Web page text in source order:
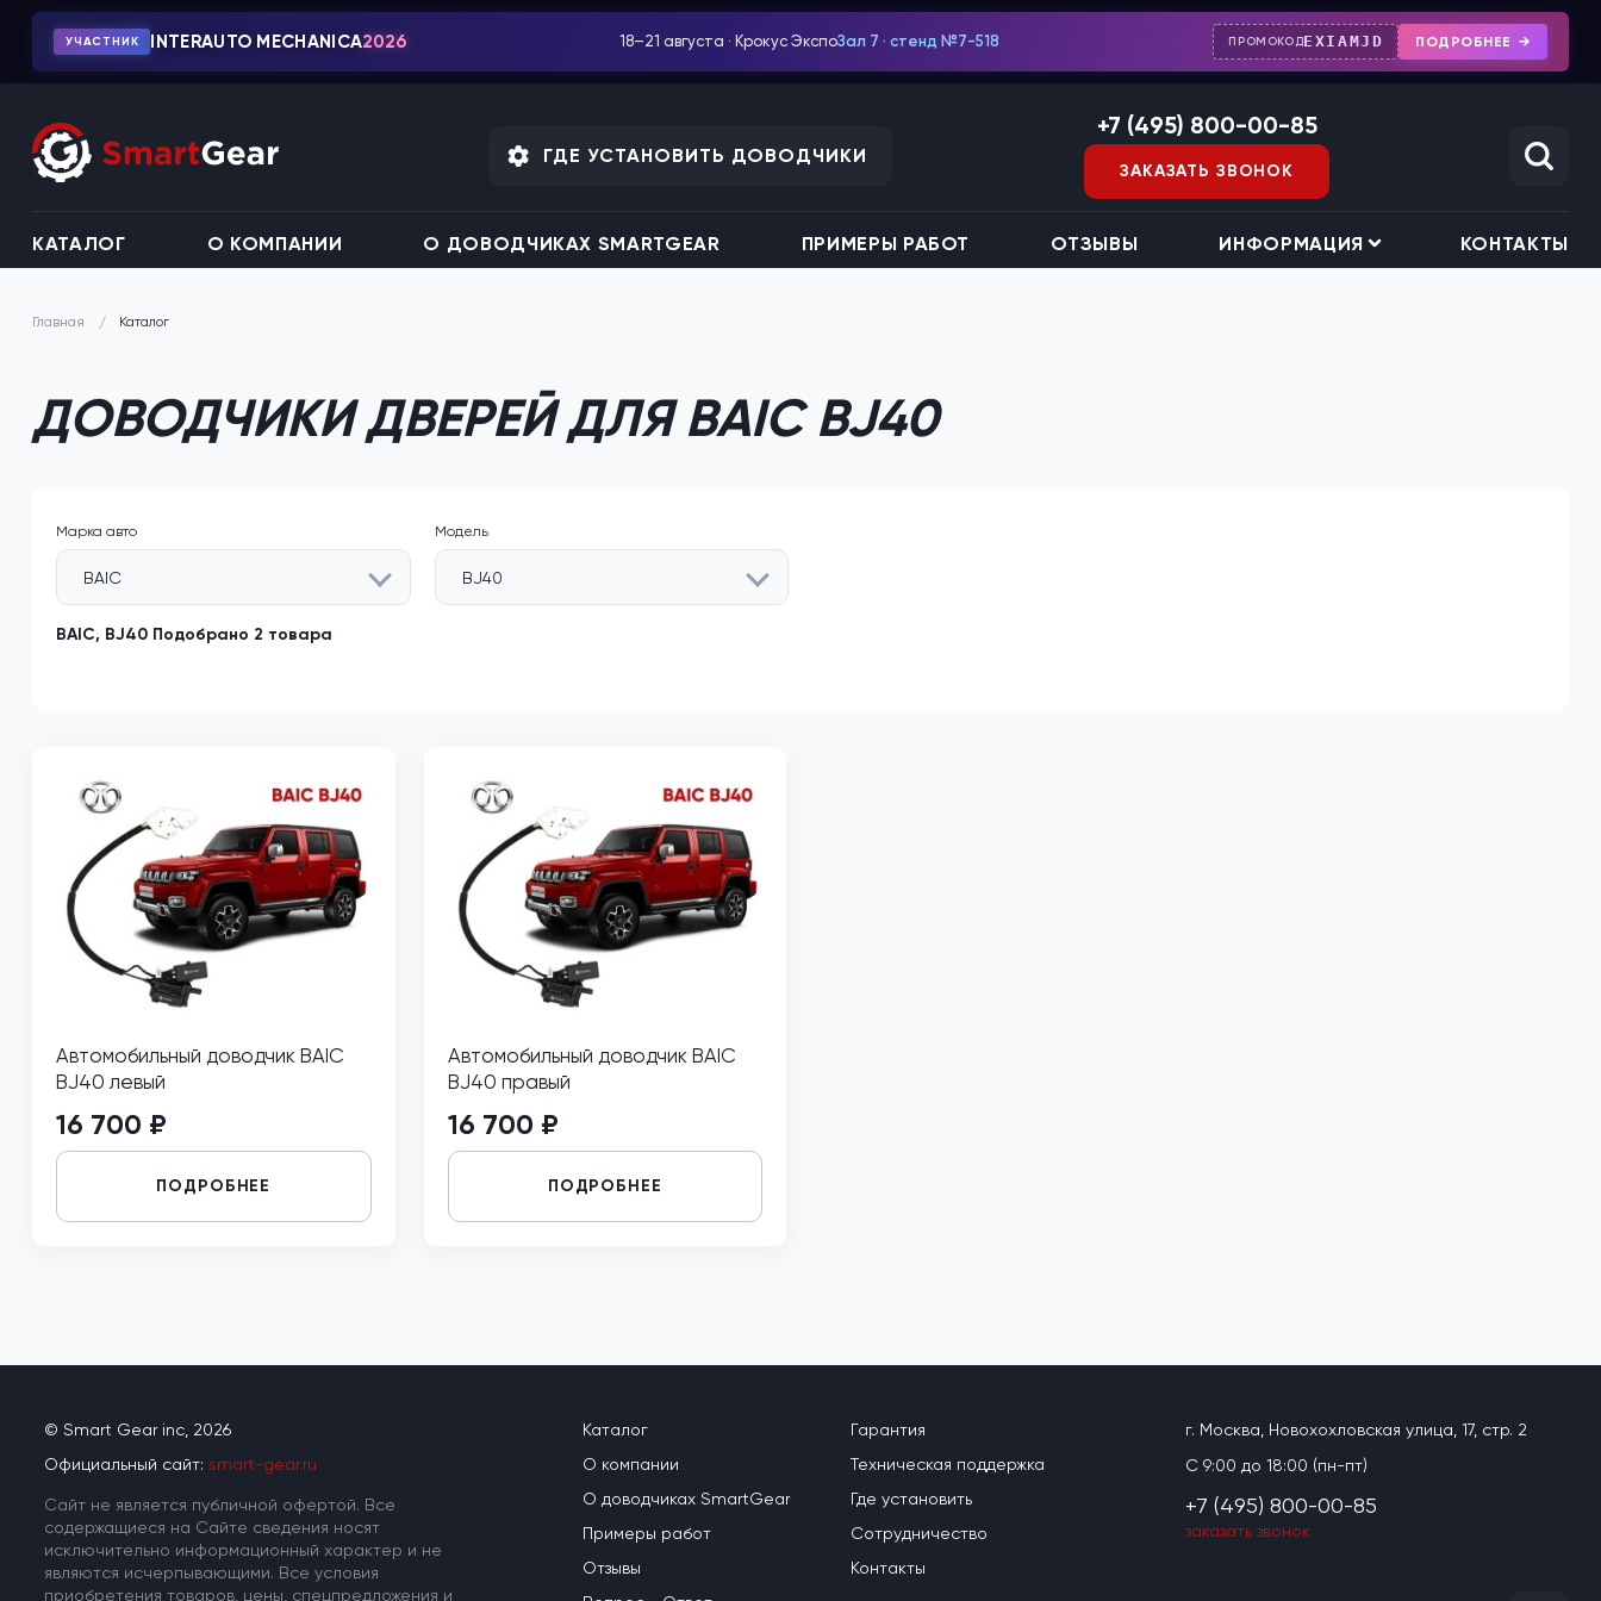
УЧАСТНИК INTERAUTO MECHANICA2026 18–21 августа · Крокус ЭкспоЗал 7 · стенд №7-518 ПРОМОКОДEXIAMJD ПОДРОБНЕЕ
КАТАЛОГ О КОМПАНИИ О ДОВОДЧИКАХ SMARTGEAR ПРИМЕРЫ РАБОТ ОТЗЫВЫ ИНФОРМАЦИЯ КОНТАКТЫ
ГДЕ УСТАНОВИТЬ ДОВОДЧИКИ
+7 (495) 800-00-85
ЗАКАЗАТЬ ЗВОНОК
Главная Каталог
ДОВОДЧИКИ ДВЕРЕЙ ДЛЯ BAIC BJ40
Марка авто
BAIC
Модель
BJ40
BAIC, BJ40 Подобрано 2 товара
Автомобильный доводчик BAIC
BJ40 левый
16 700 ₽
ПОДРОБНЕЕ
Автомобильный доводчик BAIC
BJ40 правый
16 700 ₽
ПОДРОБНЕЕ
© Smart Gear inc, 2026
Официальный сайт: smart-gear.ru
Cайт не является публичной офертой. Все
содержащиеся на Сайте сведения носят
исключительно информационный характер и не
являются исчерпывающими. Все условия
приобретения товаров, цены, спецпредложения и
Каталог
О компании
О доводчиках SmartGear
Примеры работ
Отзывы
Гарантия
Техническая поддержка
Где установить
Сотрудничество
Контакты
г. Москва, Новохохловская улица, 17, стр. 2
C 9:00 до 18:00 (пн-пт)
+7 (495) 800-00-85
заказать звонок